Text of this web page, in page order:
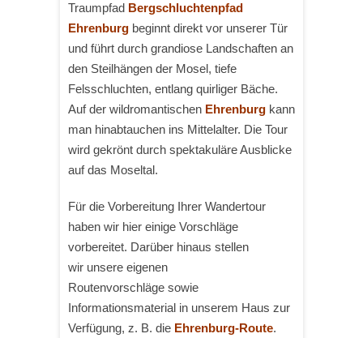
Traumpfad Bergschluchtenpfad
Ehrenburg beginnt direkt vor unserer Tür
und führt durch grandiose Landschaften an
den Steilhängen der Mosel, tiefe
Felsschluchten, entlang quirliger Bäche.
Auf der wildromantischen Ehrenburg kann
man hinabtauchen ins Mittelalter. Die Tour
wird gekrönt durch spektakuläre Ausblicke
auf das Moseltal.
Für die Vorbereitung Ihrer Wandertour
haben wir hier einige Vorschläge
vorbereitet. Darüber hinaus stellen
wir unsere eigenen
Routenvorschläge sowie
Informationsmaterial in unserem Haus zur
Verfügung, z. B. die Ehrenburg-Route.